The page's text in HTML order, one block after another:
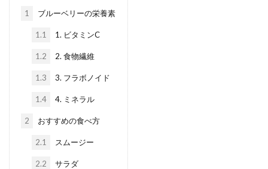
1 ブルーベリーの栄養素
1.1 1. ビタミンC
1.2 2. 食物繊維
1.3 3. フラボノイド
1.4 4. ミネラル
2 おすすめの食べ方
2.1 スムージー
2.2 サラダ